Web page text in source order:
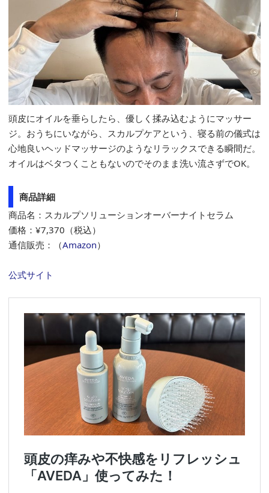
頭皮にオイルを垂らしたら、優しく揉み込むようにマッサー
ジ。おうちにいながら、スカルプケアという、寝る前の儀式は
心地良いヘッドマッサージのようなリラックスできる瞬間だ。
オイルはベタつくこともないのでそのまま洗い流さずでOK。
商品詳細
商品名：スカルプソリューションオーバーナイトセラム
価格：¥7,370（税込）
通信販売：（Amazon）
公式サイト